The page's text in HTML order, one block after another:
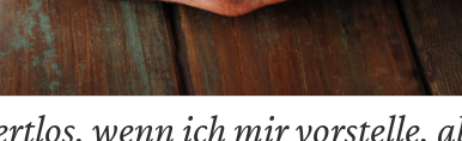
wenn ich mir vorstelle,